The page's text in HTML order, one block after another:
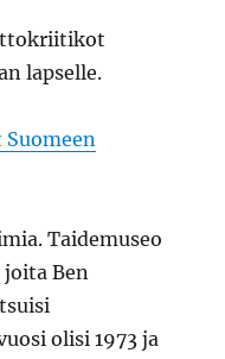
lapselle.
Taidemuseo
joita Ben
olisi 1973 ja